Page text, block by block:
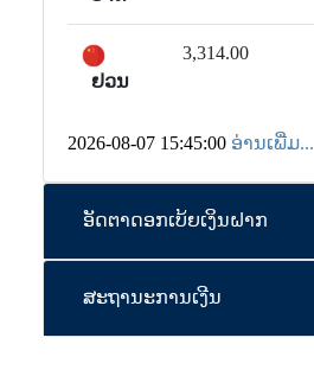
ຢວນ
3,314.00
2026-08-07 15:45:00 ອ່ານເພີ່ມ...
ອັດຕາດອກເບ້ຍເງິນຝາກ
ສະຖານະການເງີນ